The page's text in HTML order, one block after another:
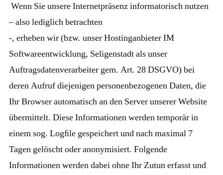
Wenn Sie unsere Internetpräsenz informatorisch nutzen
– also lediglich betrachten
-, erheben wir (bzw. unser Hostinganbieter IM
Softwareentwicklung, Seligenstadt als unser
Auftragsdatenverarbeiter gem. Art. 28 DSGVO) bei
deren Aufruf diejenigen personenbezogenen Daten, die
Ihr Browser automatisch an den Server unserer Website
übermittelt. Diese Informationen werden temporär in
einem sog. Logﬁle gespeichert und nach maximal 7
Tagen gelöscht oder anonymisiert. Folgende
Informationen werden dabei ohne Ihr Zutun erfasst und